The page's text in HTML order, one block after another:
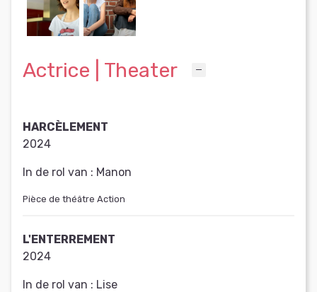
Actrice | Theater
HARCÈLEMENT
2024
In de rol van : Manon
Pièce de théâtre Action
L'ENTERREMENT
2024
In de rol van : Lise